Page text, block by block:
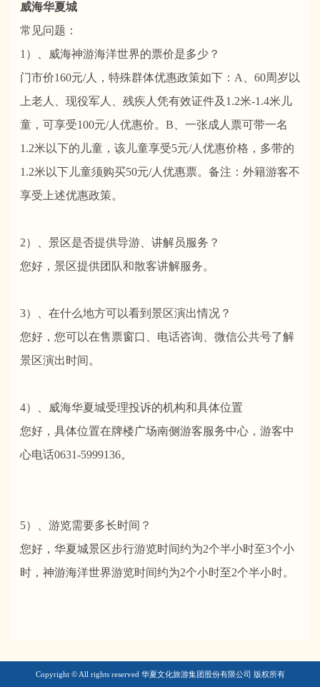
威海华夏城
常见问题：
1）、威海神游海洋世界的票价是多少？
门市价160元/人，特殊群体优惠政策如下：A、60周岁以
上老人、现役军人、残疾人凭有效证件及1.2米-1.4米儿
童，可享受100元/人优惠价。B、一张成人票可带一名
1.2米以下的儿童，该儿童享受5元/人优惠价格，多带的
1.2米以下儿童须购买50元/人优惠票。备注：外籍游客不
享受上述优惠政策。
2）、景区是否提供导游、讲解员服务？
您好，景区提供团队和散客讲解服务。
3）、在什么地方可以看到景区演出情况？
您好，您可以在售票窗口、电话咨询、微信公共号了解
景区演出时间。
4）、威海华夏城受理投诉的机构和具体位置
您好，具体位置在牌楼广场南侧游客服务中心，游客中
心电话0631-5999136。
5）、游览需要多长时间？
您好，华夏城景区步行游览时间约为2个半小时至3个小
时，神游海洋世界游览时间约为2个小时至2个半小时。
Copyright © All rights reserved 华夏文化旅游集团股份有限公司 版权所有